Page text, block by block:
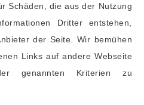
Schäden, die aus der Nutzung
Dritter entstehen,
der Seite. Wir bemühen
Links auf andere Webseite
genannten Kriterien zu